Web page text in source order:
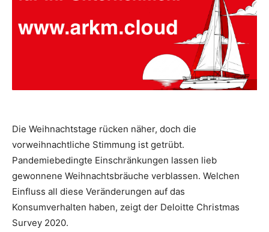
Die Weihnachtstage rücken näher, doch die
vorweihnachtliche Stimmung ist getrübt.
Pandemiebedingte Einschränkungen lassen lieb
gewonnene Weihnachtsbräuche verblassen. Welchen
Einfluss all diese Veränderungen auf das
Konsumverhalten haben, zeigt der Deloitte Christmas
Survey 2020.